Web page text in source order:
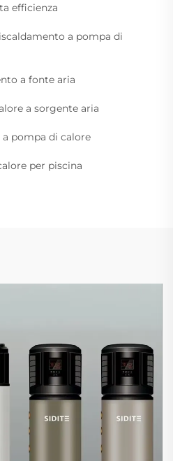
efficienza
a pompa di
a fonte aria
a sorgente aria
pompa di calore
per piscina